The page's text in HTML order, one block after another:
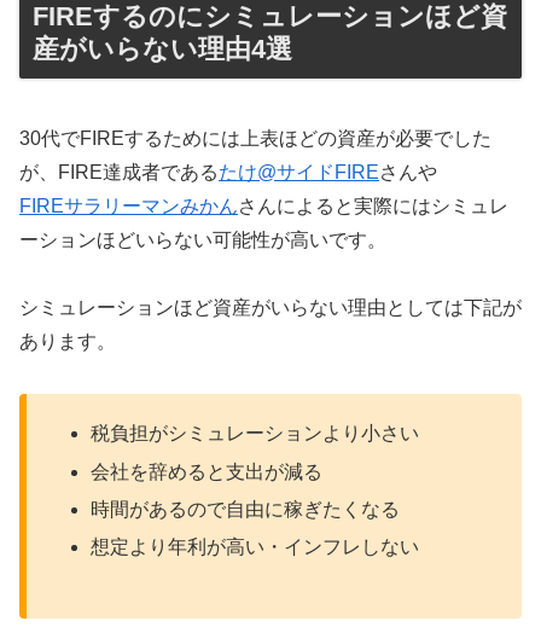
FIREするのにシミュレーションほど資
産がいらない理由4選
30代でFIREするためには上表ほどの資産が必要でした
が、FIRE達成者であるたけ@サイドFIREさんや
FIREサラリーマンみかんさんによると実際にはシミュレ
ーションほどいらない可能性が高いです。
シミュレーションほど資産がいらない理由としては下記が
あります。
税負担がシミュレーションより小さい
会社を辞めると支出が減る
時間があるので自由に稼ぎたくなる
想定より年利が高い・インフレしない